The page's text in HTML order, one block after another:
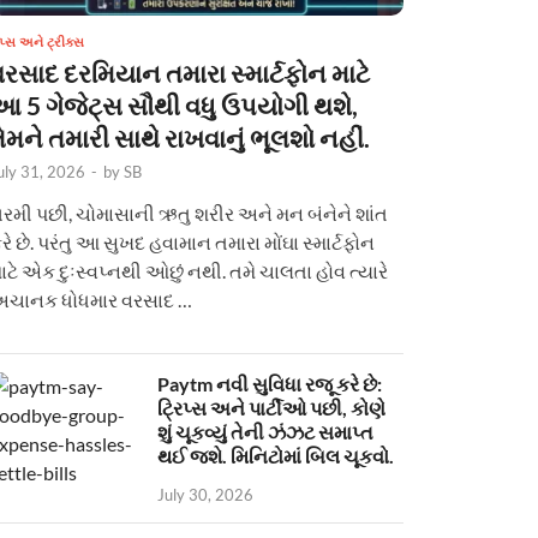
અને ટ્રીક્સ
દરમિયાન તમારા સ્માર્ટફોન માટે
5 ગેજેટ્સ સૌથી વધુ ઉપયોગી થશે,
તમારી સાથે રાખવાનું ભૂલશો નહીં.
31, 2026 - bySB
પછી, ચોમાસાની ઋતુ શરીર અને મન બંનેને શાંત
છે. પરંતુ આ સુખદ હવામાન તમારા મોંઘા સ્માર્ટફોન
એક દુઃસ્વપ્નથી ઓછું નથી. તમે ચાલતા હોવ ત્યારે
ધોધમાર વરસાદ …
Paytm નવી સુવિધા રજૂ કરે છે:
ટ્રિપ્સ અને પાર્ટીઓ પછી, કોણે
શું ચૂકવ્યું તેની ઝંઝટ સમાપ્ત
થઈ જશે. મિનિટોમાં બિલ ચૂકવો.
July 30, 2026